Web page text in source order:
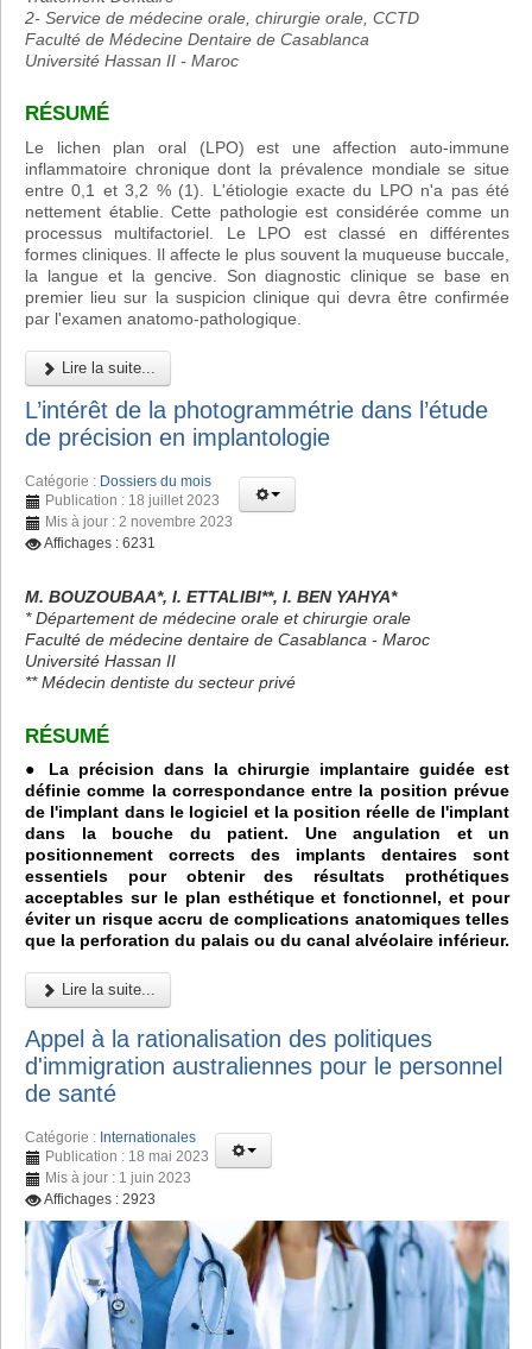
2- Service de médecine orale, chirurgie orale, CCTD
Faculté de Médecine Dentaire de Casablanca
Université Hassan II - Maroc
RÉSUMÉ
Le lichen plan oral (LPO) est une affection auto-immune
inflammatoire chronique dont la prévalence mondiale se situe
entre 0,1 et 3,2 % (1). L'étiologie exacte du LPO n'a pas été
nettement établie. Cette pathologie est considérée comme un
processus multifactoriel. Le LPO est classé en différentes
formes cliniques. Il affecte le plus souvent la muqueuse buccale,
la langue et la gencive. Son diagnostic clinique se base en
premier lieu sur la suspicion clinique qui devra être confirmée
par l'examen anatomo-pathologique.
Lire la suite...
L’intérêt de la photogrammétrie dans l’étude
de précision en implantologie
Catégorie : Dossiers du mois
Publication : 18 juillet 2023
Mis à jour : 2 novembre 2023
Affichages : 6231
M. BOUZOUBAA*, I. ETTALIBI**, I. BEN YAHYA*
* Département de médecine orale et chirurgie orale
Faculté de médecine dentaire de Casablanca - Maroc
Université Hassan II
** Médecin dentiste du secteur privé
RÉSUMÉ
● La précision dans la chirurgie implantaire guidée est
définie comme la correspondance entre la position prévue
de l'implant dans le logiciel et la position réelle de l'implant
dans la bouche du patient. Une angulation et un
positionnement corrects des implants dentaires sont
essentiels pour obtenir des résultats prothétiques
acceptables sur le plan esthétique et fonctionnel, et pour
éviter un risque accru de complications anatomiques telles
que la perforation du palais ou du canal alvéolaire inférieur.
Lire la suite...
Appel à la rationalisation des politiques
d'immigration australiennes pour le personnel
de santé
Catégorie : Internationales
Publication : 18 mai 2023
Mis à jour : 1 juin 2023
Affichages : 2923